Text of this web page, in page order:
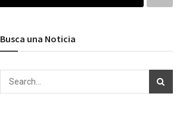
Busca una Noticia